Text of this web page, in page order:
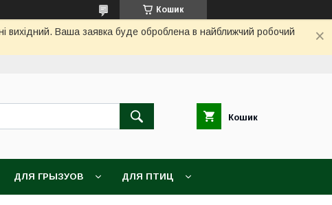
Кошик
вихідний. Ваша заявка буде оброблена в найближчий робочий
Кошик
ДЛЯ ГРЫЗУОВ ДЛЯ ПТИЦ